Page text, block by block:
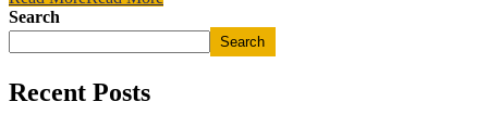
Search
Search
Recent Posts